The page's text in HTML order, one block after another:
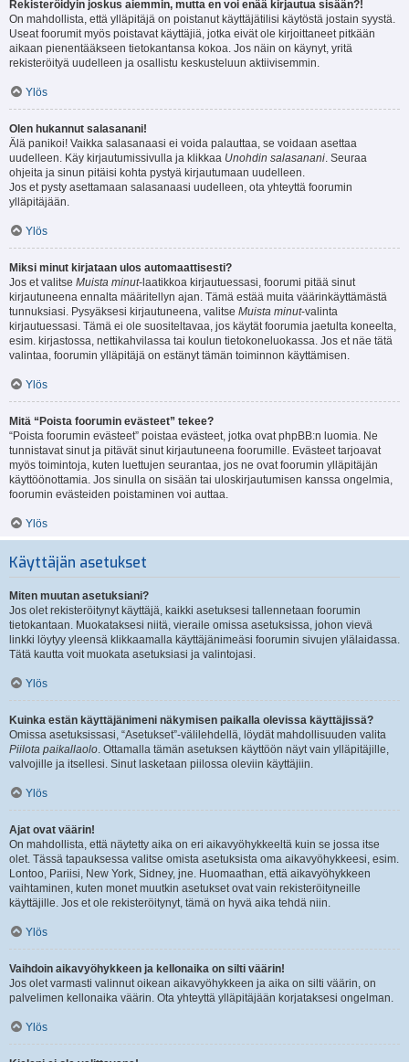
Rekisteröidyin joskus aiemmin, mutta en voi enää kirjautua sisään?!
On mahdollista, että ylläpitäjä on poistanut käyttäjätilisi käytöstä jostain syystä.
Useat foorumit myös poistavat käyttäjiä, jotka eivät ole kirjoittaneet pitkään
aikaan pienentääkseen tietokantansa kokoa. Jos näin on käynyt, yritä
rekisteröityä uudelleen ja osallistu keskusteluun aktiivisemmin.
Ylös
Olen hukannut salasanani!
Älä panikoi! Vaikka salasanaasi ei voida palauttaa, se voidaan asettaa
uudelleen. Käy kirjautumissivulla ja klikkaa Unohdin salasanani. Seuraa
ohjeita ja sinun pitäisi kohta pystyä kirjautumaan uudelleen.
Jos et pysty asettamaan salasanaasi uudelleen, ota yhteyttä foorumin
ylläpitäjään.
Ylös
Miksi minut kirjataan ulos automaattisesti?
Jos et valitse Muista minut-laatikkoa kirjautuessasi, foorumi pitää sinut
kirjautuneena ennalta määritellyn ajan. Tämä estää muita väärinkäyttämästä
tunnuksiasi. Pysyäksesi kirjautuneena, valitse Muista minut-valinta
kirjautuessasi. Tämä ei ole suositeltavaa, jos käytät foorumia jaetulta koneelta,
esim. kirjastossa, nettikahvilassa tai koulun tietokoneluokassa. Jos et näe tätä
valintaa, foorumin ylläpitäjä on estänyt tämän toiminnon käyttämisen.
Ylös
Mitä “Poista foorumin evästeet” tekee?
“Poista foorumin evästeet” poistaa evästeet, jotka ovat phpBB:n luomia. Ne
tunnistavat sinut ja pitävät sinut kirjautuneena foorumille. Evästeet tarjoavat
myös toimintoja, kuten luettujen seurantaa, jos ne ovat foorumin ylläpitäjän
käyttöönottamia. Jos sinulla on sisään tai uloskirjautumisen kanssa ongelmia,
foorumin evästeiden poistaminen voi auttaa.
Ylös
Käyttäjän asetukset
Miten muutan asetuksiani?
Jos olet rekisteröitynyt käyttäjä, kaikki asetuksesi tallennetaan foorumin
tietokantaan. Muokataksesi niitä, vieraile omissa asetuksissa, johon vievä
linkki löytyy yleensä klikkaamalla käyttäjänimeäsi foorumin sivujen ylälaidassa.
Tätä kautta voit muokata asetuksiasi ja valintojasi.
Ylös
Kuinka estän käyttäjänimeni näkymisen paikalla olevissa käyttäjissä?
Omissa asetuksissasi, “Asetukset”-välilehdellä, löydät mahdollisuuden valita
Piilota paikallaolo. Ottamalla tämän asetuksen käyttöön näyt vain ylläpitäjille,
valvojille ja itsellesi. Sinut lasketaan piilossa oleviin käyttäjiin.
Ylös
Ajat ovat väärin!
On mahdollista, että näytetty aika on eri aikavyöhykkeeltä kuin se jossa itse
olet. Tässä tapauksessa valitse omista asetuksista oma aikavyöhykkeesi, esim.
Lontoo, Pariisi, New York, Sidney, jne. Huomaathan, että aikavyöhykkeen
vaihtaminen, kuten monet muutkin asetukset ovat vain rekisteröityneille
käyttäjille. Jos et ole rekisteröitynyt, tämä on hyvä aika tehdä niin.
Ylös
Vaihdoin aikavyöhykkeen ja kellonaika on silti väärin!
Jos olet varmasti valinnut oikean aikavyöhykkeen ja aika on silti väärin, on
palvelimen kellonaika väärin. Ota yhteyttä ylläpitäjään korjataksesi ongelman.
Ylös